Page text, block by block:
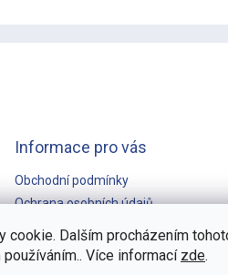
cookie. Dalším procházením
Více informací zde.
Informace pro vás
Obchodní podmínky
Ochrana osobních údajů
GARANCE NEJNIŽŠÍ CENY